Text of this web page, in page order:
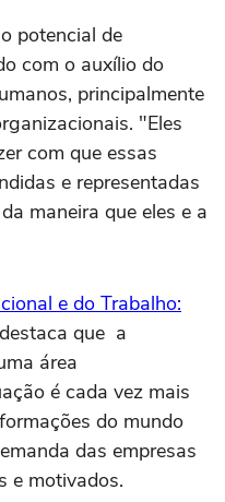
potencial de
com o auxílio do
principalmente
"Eles
com que essas
e representadas
maneira que eles e a
e do Trabalho:
que a
área
é cada vez mais
do mundo
das empresas
e motivados.